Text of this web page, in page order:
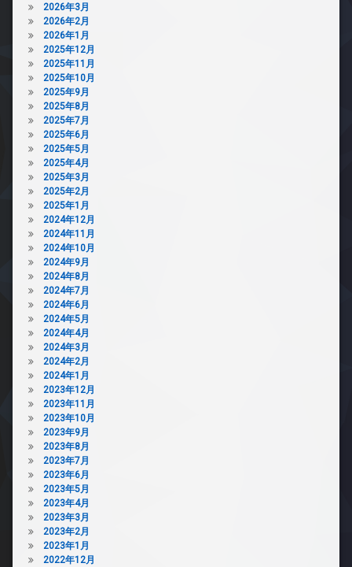
2026年3月
2026年2月
2026年1月
2025年12月
2025年11月
2025年10月
2025年9月
2025年8月
2025年7月
2025年6月
2025年5月
2025年4月
2025年3月
2025年2月
2025年1月
2024年12月
2024年11月
2024年10月
2024年9月
2024年8月
2024年7月
2024年6月
2024年5月
2024年4月
2024年3月
2024年2月
2024年1月
2023年12月
2023年11月
2023年10月
2023年9月
2023年8月
2023年7月
2023年6月
2023年5月
2023年4月
2023年3月
2023年2月
2023年1月
2022年12月